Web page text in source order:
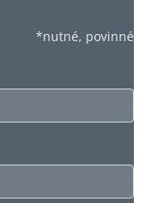
*nutné, povinné